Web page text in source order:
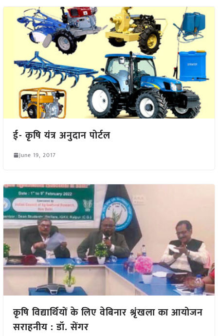
ई- कृषि यंत्र अनुदान पोर्टल
June 19, 2017
कृषि विद्यार्थियों के लिए वेबिनार श्रृंखला का आयोजन
सराहनीय : डॉ. सेंगर